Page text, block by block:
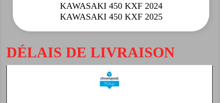
KAWASAKI 450 KXF 2024
KAWASAKI 450 KXF 2025
DÉLAIS DE LIVRAISON